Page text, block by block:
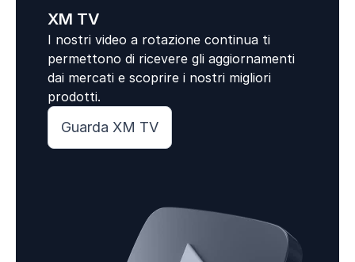
XM TV
I nostri video a rotazione continua ti
permettono di ricevere gli aggiornamenti
dai mercati e scoprire i nostri migliori
prodotti.
Guarda XM TV